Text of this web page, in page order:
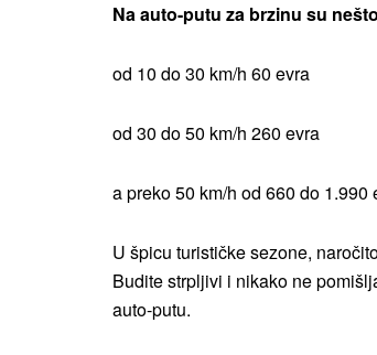
Na auto-putu za brzinu su
od 10 do 30 km/h 60 evra
od 30 do 50 km/h 260 evra
a preko 50 km/h od 660 do 1.990
U špicu turističke sezone,
Budite strpljivi i nikako ne
auto-putu.